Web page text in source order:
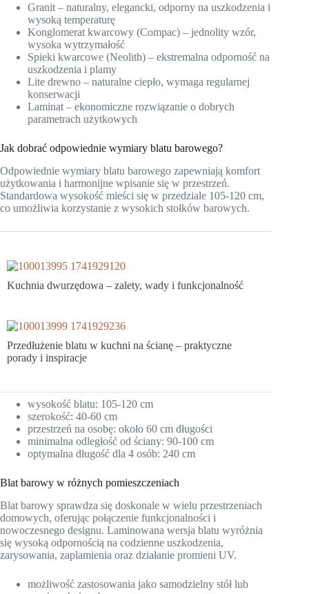
Granit – naturalny, elegancki, odporny na uszkodzenia i
wysoką temperaturę
Konglomerat kwarcowy (Compac) – jednolity wzór,
wysoka wytrzymałość
Spieki kwarcowe (Neolith) – ekstremalna odporność na
uszkodzenia i plamy
Lite drewno – naturalne ciepło, wymaga regularnej
konserwacji
Laminat – ekonomiczne rozwiązanie o dobrych
parametrach użytkowych
Jak dobrać odpowiednie wymiary blatu barowego?
Odpowiednie wymiary blatu barowego zapewniają komfort
użytkowania i harmonijne wpisanie się w przestrzeń.
Standardowa wysokość mieści się w przedziale 105-120 cm,
co umożliwia korzystanie z wysokich stołków barowych.
Kuchnia dwurzędowa – zalety, wady i funkcjonalność
Przedłużenie blatu w kuchni na ścianę – praktyczne
porady i inspiracje
wysokość blatu: 105-120 cm
szerokość: 40-60 cm
przestrzeń na osobę: około 60 cm długości
minimalna odległość od ściany: 90-100 cm
optymalna długość dla 4 osób: 240 cm
Blat barowy w różnych pomieszczeniach
Blat barowy sprawdza się doskonale w wielu przestrzeniach
domowych, oferując połączenie funkcjonalności i
nowoczesnego designu. Laminowana wersja blatu wyróżnia
się wysoką odpornością na codzienne uszkodzenia,
zarysowania, zaplamienia oraz działanie promieni UV.
możliwość zastosowania jako samodzielny stół lub